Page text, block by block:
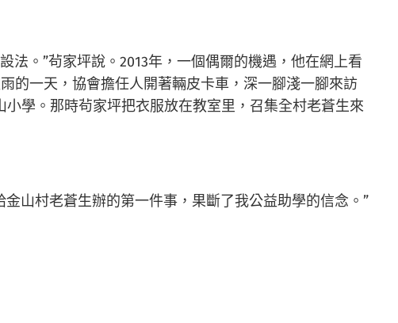
法。”茍家坪說。2013年，一個偶爾的機遇，他在網上看
的一天，協會擔任人開著輛皮卡車，深一腳淺一腳來訪
學。那時茍家坪把衣服放在教室里，召集全村老蒼生來
山村老蒼生辦的第一件事，果斷了我公益助學的信念。”